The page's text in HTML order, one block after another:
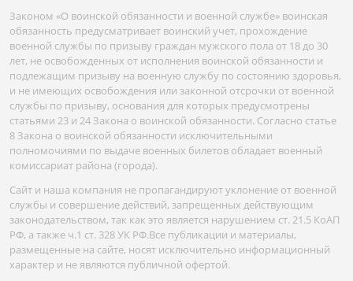
Законом «О воинской обязанности и военной службе» воинская
обязанность предусматривает воинский учет, прохождение
военной службы по призыву граждан мужского пола от 18 до 30
лет, не освобожденных от исполнения воинской обязанности и
подлежащим призыву на военную службу по состоянию здоровья,
и не имеющих освобождения или законной отсрочки от военной
службы по призыву, основания для которых предусмотрены
статьями 23 и 24 Закона о воинской обязанности. Согласно статье
8 Закона о воинской обязанности исключительными
полномочиями по выдаче военных билетов обладает военный
комиссариат района (города).
Сайт и наша компания не пропагандируют уклонение от военной
службы и совершение действий, запрещенных действующим
законодательством, так как это является нарушением ст. 21.5 КоАП
РФ, а также ч.1 ст. 328 УК РФ.Все публикации и материалы,
размещенные на сайте, носят исключительно информационный
характер и не являются публичной офертой.